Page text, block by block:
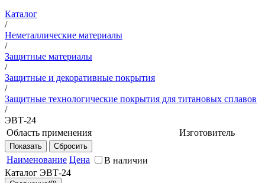
Каталог
/
Неметаллические материалы
/
Защитные материалы
/
Защитные и декоративные покрытия
/
Защитные технологические покрытия для титановых сплавов
/
ЭВТ-24
Область применения
Изотермическая и горячая объемная
штамповка высокопрочных
титановых сплавов в интервале
температур 900-1050 °С.
Изготовитель
Наименование Цена
В наличии
Каталог ЭВТ-24